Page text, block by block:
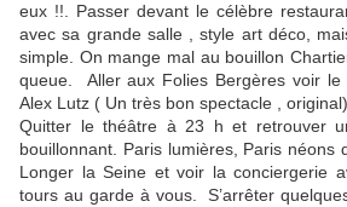
eux !!. Passer devant le célèbre
avec sa grande salle , style art déco,
simple. On mange mal au bouillon
queue. Aller aux Folies Bergères voir le
Alex Lutz ( Un très bon spectacle , original).
Quitter le théâtre à 23 h et retrouver
bouillonnant. Paris lumières, Paris néons
Longer la Seine et voir la conciergerie
tours au garde à vous. S’arrêter